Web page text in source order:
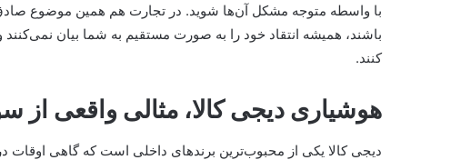
با واسطه متوجه مشکل آن‌ها شوید. در تجارت هم همین موضوع
باشند، همیشه انتقاد خود را به صورت مستقیم به شما بیان
کنند.
هوشیاری دیجی کالا، مثالی واقعی از
دیجی کالا یکی از محبوب‌ترین برندهای داخلی است که گاهی اوقات